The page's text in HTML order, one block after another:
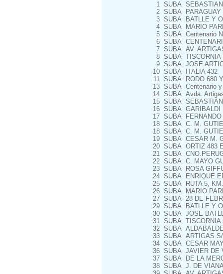
1 SUBA
2 SUBA
3 SUBA BATLLE Y
4 SUBA MARIO
5 SUBA Centenario
6 SUBA
7 SUBA AV.
8 SUBA TISCORNIA
9 SUBA JOSE
10 SUBA ITALIA 432
11 SUBA RODO 680
13 SUBA Centenario
14 SUBA Avda.
15 SUBA
16 SUBA GARIBALDI
17 SUBA
18 SUBA C. M.
18 SUBA C. M.
19 SUBA CESAR M.
20 SUBA ORTIZ 483
21 SUBA
22 SUBA C. MAYO
23 SUBA ROSA
24 SUBA ENRIQUE
25 SUBA RUTA 5,
26 SUBA MARIO
27 SUBA 28 DE
29 SUBA BATLLE Y
30 SUBA JOSE
31 SUBA TISCORNIA
32 SUBA
33 SUBA ARTIGAS
34 SUBA CESAR
36 SUBA JAVIER DE
37 SUBA DE LA
38 SUBA J. DE